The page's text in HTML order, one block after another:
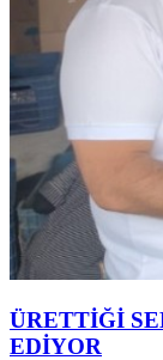
ÜRETTİĞİ
EDİYOR